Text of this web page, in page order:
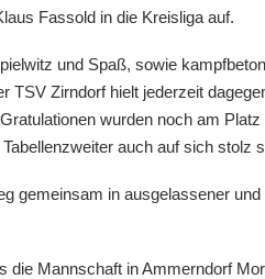
Fassold in die Kreisliga auf.
und Spaß, sowie
TSV Zirndorf hielt jederzeit
wurden noch am
auch auf sich stolz
gemeinsam in ausgelassener
die Mannschaft in Ammerndorf